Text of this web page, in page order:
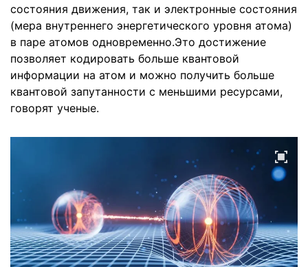
состояния движения, так и электронные состояния
(мера внутреннего энергетического уровня атома)
в паре атомов одновременно.Это достижение
позволяет кодировать больше квантовой
информации на атом и можно получить больше
квантовой запутанности с меньшими ресурсами,
говорят ученые.